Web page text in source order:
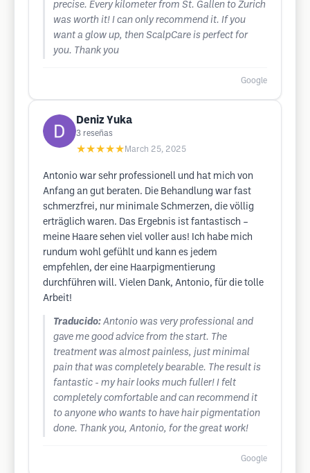
precise. Every kilometer from St. Gallen to Zurich
was worth it! I can only recommend it. If you
want a glow up, then ScalpCare is perfect for
you. Thank you
Google
Deniz Yuka
3 reseñas
★★★★★ March 25, 2025
Antonio war sehr professionell und hat mich von
Anfang an gut beraten. Die Behandlung war fast
schmerzfrei, nur minimale Schmerzen, die völlig
erträglich waren. Das Ergebnis ist fantastisch –
meine Haare sehen viel voller aus! Ich habe mich
rundum wohl gefühlt und kann es jedem
empfehlen, der eine Haarpigmentierung
durchführen will. Vielen Dank, Antonio, für die tolle
Arbeit!
Traducido: Antonio was very professional and
gave me good advice from the start. The
treatment was almost painless, just minimal
pain that was completely bearable. The result is
fantastic - my hair looks much fuller! I felt
completely comfortable and can recommend it
to anyone who wants to have hair pigmentation
done. Thank you, Antonio, for the great work!
Google